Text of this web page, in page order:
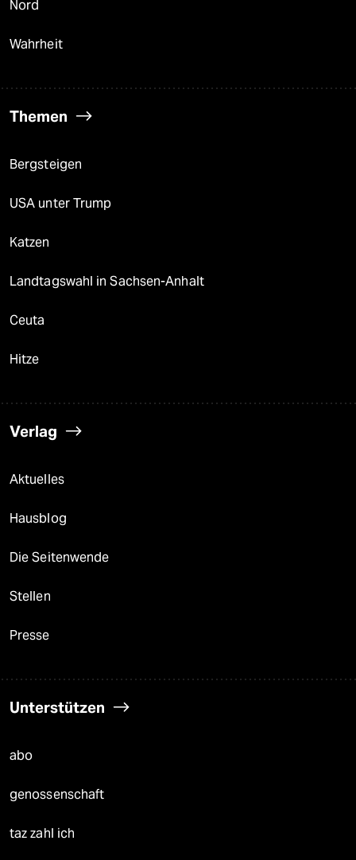
Nord
Wahrheit
Themen
Bergsteigen
USA unter Trump
Katzen
Landtagswahl in Sachsen-Anhalt
Ceuta
Hitze
Verlag
Aktuelles
Hausblog
Die Seitenwende
Stellen
Presse
Unterstützen
abo
genossenschaft
taz zahl ich